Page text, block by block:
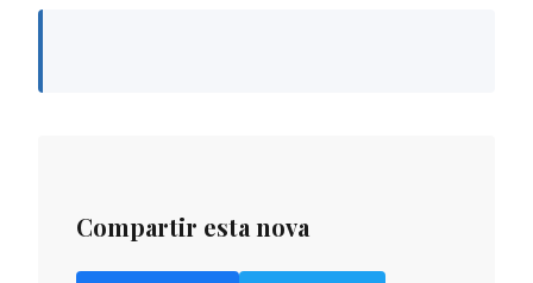
Compartir esta nova